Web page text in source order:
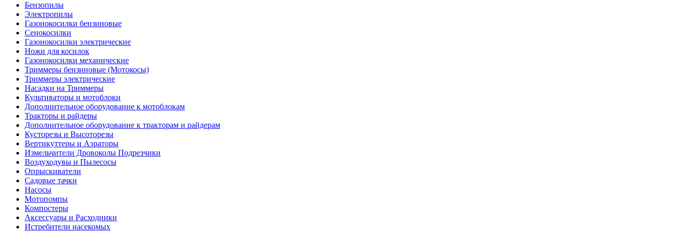
Бензопилы
Электропилы
Газонокосилки бензиновые
Сенокосилки
Газонокосилки электрические
Ножи для косилок
Газонокосилки механические
Триммеры бензиновые (Мотокосы)
Триммеры электрические
Насадки на Триммеры
Культиваторы и мотоблоки
Дополнительное оборудование к мотоблокам
Тракторы и райдеры
Дополнительное оборудование к тракторам и райдерам
Кусторезы и Высоторезы
Вертикуттеры и Аэраторы
Измельчители Дровоколы Подрезчики
Воздуходувы и Пылесосы
Опрыскиватели
Садовые тачки
Насосы
Мотопомпы
Компостеры
Аксессуары и Расходники
Истребители насекомых